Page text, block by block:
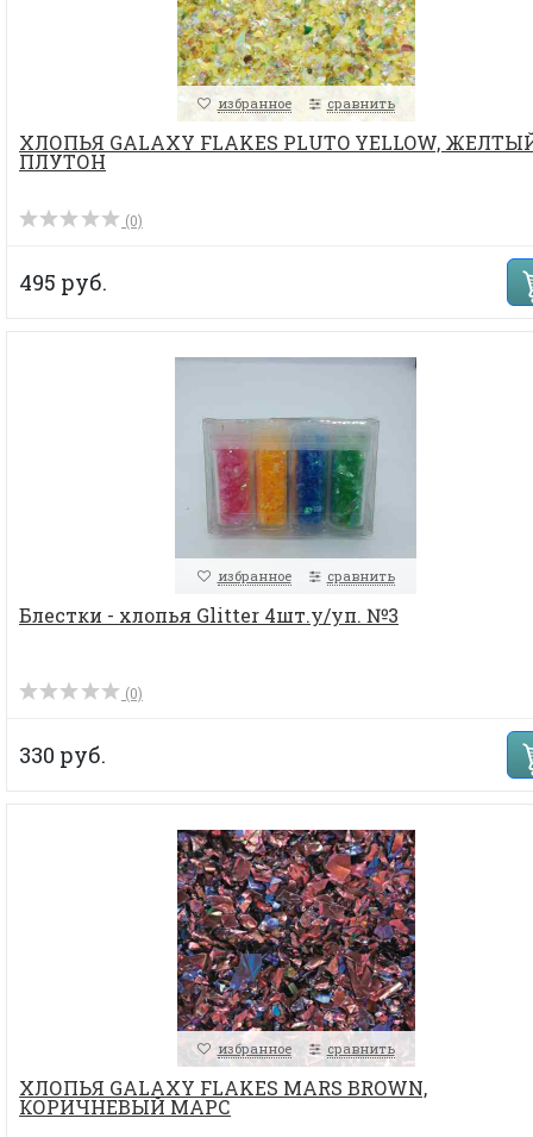
избранное сравнить
ХЛОПЬЯ GALAXY FLAKES PLUTO YELLOW,
ПЛУТОН
(0)
495 руб.
избранное сравнить
Блестки - хлопья Glitter 4шт.у/уп. №3
(0)
330 руб.
избранное сравнить
ХЛОПЬЯ GALAXY FLAKES MARS BROWN,
КОРИЧНЕВЫЙ МАРС